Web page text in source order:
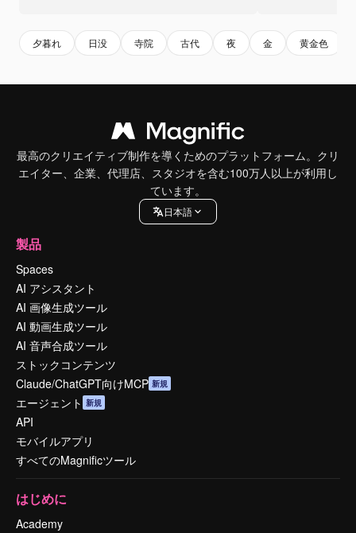
夕暮れ 日没 寺院 古代 夜 金 黄金色
最高のクリエイティブ制作を導くためのプラットフォーム。クリ
エイター、企業、代理店、スタジオを含む100万人以上が利用し
ています。
日本語
製品
Spaces
AI アシスタント
AI 画像生成ツール
AI 動画生成ツール
AI 音声合成ツール
ストックコンテンツ
Claude/ChatGPT向けMCP 新規
エージェント 新規
API
モバイルアプリ
すべてのMagnificツール
はじめに
Academy